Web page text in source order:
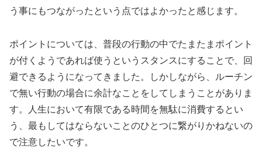
う事にもつながったという点ではよかったと感じます。
ポイントについては、普段の行動の中でたまたまポイント
が付くようであれば使うというスタンスにすることで、回
避できるようになってきました。しかしながら、ルーチン
で無い行動の場合に余計なことをしてしまうことがありま
す。人生において有限である時間を無駄に消費するとい
う、最もしてはならないことのひとつに繋がりかねないの
で注意したいです。